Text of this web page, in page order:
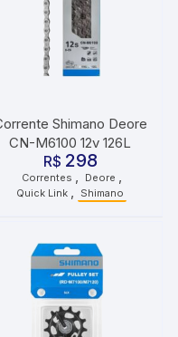
Shimano Deore
CN-M6100 12v 126L
R$ 298
Correntes Deore
Quick Link Shimano